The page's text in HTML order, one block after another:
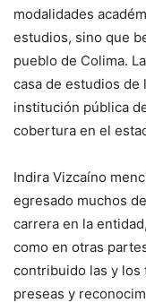
modalidades
estudios, sino que
pueblo de Colima.
casa de estudios de
institución pública
cobertura en el
Indira Vizcaíno
egresado muchos
carrera en la
como en otras
contribuido las y los
preseas y